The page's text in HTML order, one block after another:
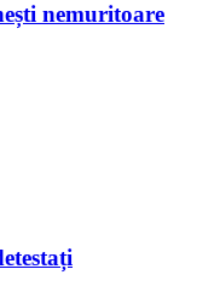
nemuritoare